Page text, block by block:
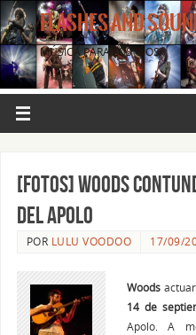
FLASHES AND
MÚSICA PARA LOS OJOS.
[FOTOS] WOODS
del Apolo
POR LULU VOODOO 17/09/
Woods
14 de
Apolo. A